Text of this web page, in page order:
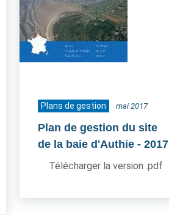
Plans de gestion mai 2017
Plan de gestion du site
de la baie d'Authie - 2017
Télécharger la version .pdf